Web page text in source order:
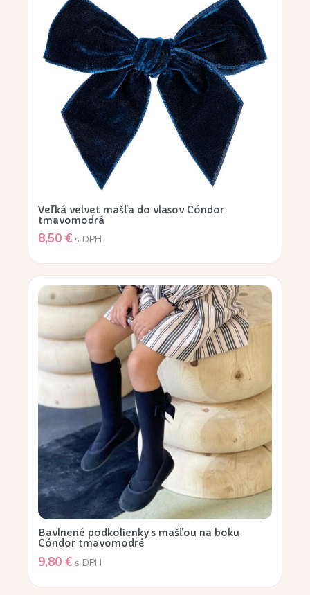
Veľká velvet mašľa do vlasov Cóndor
tmavomodrá
8,50 € s DPH
Bavlnené podkolienky s mašľou na boku
Cóndor tmavomodré
9,80 € s DPH